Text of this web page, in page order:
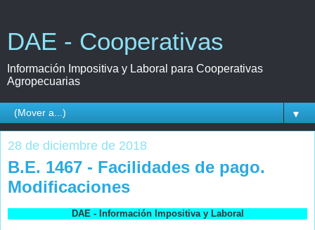
DAE - Cooperativas
Información Impositiva y Laboral para Cooperativas
Agropecuarias
▼
28 de diciembre de 2018
B.E. 1467 - Facilidades de pago.
Modificaciones
DAE - Información Impositiva y Laboral